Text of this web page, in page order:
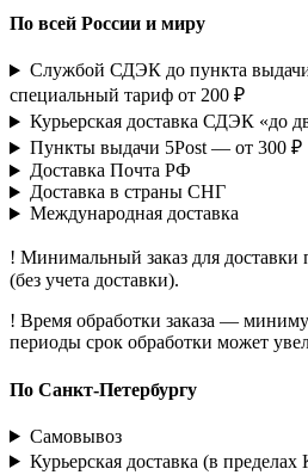
По всей России и миру
Службой СДЭК до пункта
специальный тариф от 200 ₽
Курьерская доставка СДЭК «до
Пункты выдачи 5Post — от 300 ₽
Доставка Почта РФ
Доставка в страны СНГ
Международная доставка
! Минимальный заказ для
(без учета доставки).
! Время обработки заказа —
периоды срок обработки может
По Санкт-Петербургу
Самовывоз
Курьерская доставка (в